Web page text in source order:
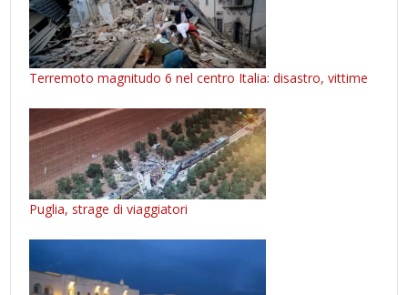
Terremoto magnitudo 6 nel centro Italia: disastro, vittime
Puglia, strage di viaggiatori